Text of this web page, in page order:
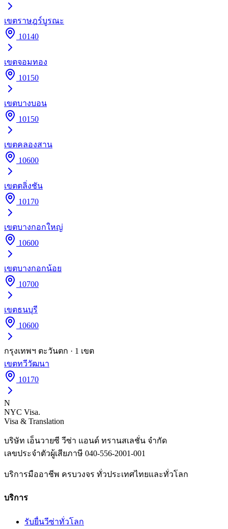
เขตราษฎร์บูรณะ
10140
เขตจอมทอง
10150
เขตบางบอน
10150
เขตคลองสาน
10600
เขตตลิ่งชัน
10170
เขตบางกอกใหญ่
10600
เขตบางกอกน้อย
10700
เขตธนบุรี
10600
กรุงเทพฯ ตะวันตก · 1 เขต
เขตทวีวัฒนา
10170
N
NYC Visa.
Visa & Translation
บริษัท เอ็นวายซี วีซ่า แอนด์ ทรานสเลชั่น จำกัด
เลขประจำตัวผู้เสียภาษี 040-556-2001-001
บริการมืออาชีพ ครบวงจร ทั่วประเทศไทยและทั่วโลก
บริการ
รับยื่นวีซ่าทั่วโลก